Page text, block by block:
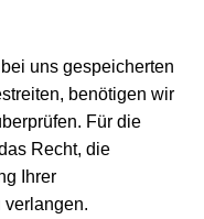
uns gespeicherten
benötigen wir
Für die
Recht, die
Ihrer
verlangen.